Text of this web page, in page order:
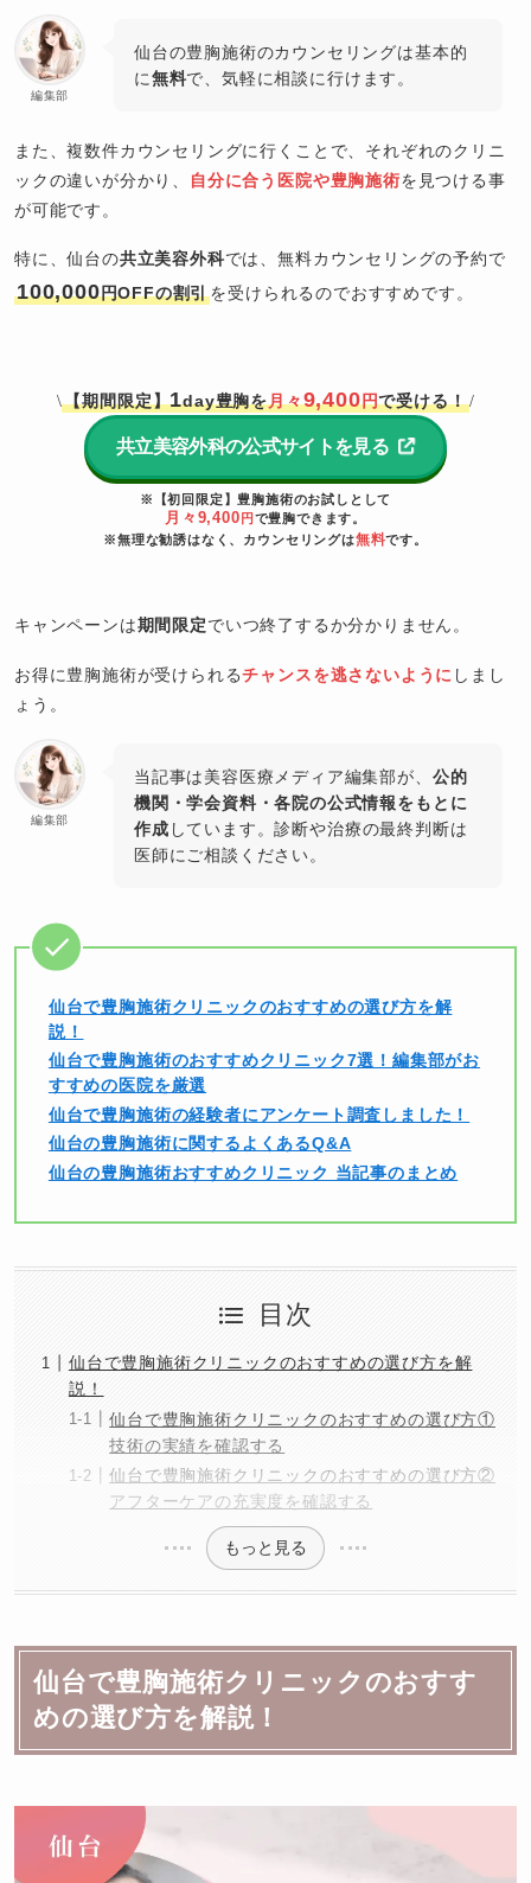
編集部
仙台の豊胸施術のカウンセリングは基本的
に無料で、気軽に相談に行けます。
また、複数件カウンセリングに行くことで、それぞれのクリニ
ックの違いが分かり、
自分に合う医院や豊胸施術を見つける事
が可能です。
特に、仙台の共立美容外科では、無料カウンセリングの予約で
100,000円OFFの割引を受けられるのでおすすめです。
\【期間限定】1day豊胸を月々9,400円で受ける！/
共立美容外科の公式サイトを見る
※【初回限定】豊胸施術のお試しとして
月々9,400 円 で豊胸できます。
※無理な勧誘はなく、カウンセリングは無料です。
キャンペーンは期間限定でいつ終了するか分かりません。
お得に豊胸施術が受けられるチャンスを逃さないように しまし
ょう。
編集部
当記事は美容医療メディア編集部が、 公的
機関・学会資料・各院の公式情報をもとに
作成 しています。診断や治療の最終判断は
医師にご相談ください。
仙台で豊胸施術クリニックのおすすめの選び方を解
説！
仙台で豊胸施術のおすすめクリニック7選！編集部がお
すすめの医院を厳選
仙台で豊胸施術の経験者にアンケート調査しました！
仙台の豊胸施術に関するよくあるQ&A
仙台の豊胸施術おすすめクリニック 当記事のまとめ
目次
仙台で豊胸施術クリニックのおすすめの選び方を解
説！
仙台で豊胸施術クリニックのおすすめの選び方①
技術の実績を確認する
仙台で豊胸施術クリニックのおすすめの選び方②
アフターケアの充実度を確認する
もっと見る
仙台で豊胸施術クリニックのおすす
めの選び方を解説！